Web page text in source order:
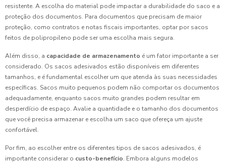
resistente. A escolha do material pode impactar a durabilidade do saco e a
proteção dos documentos. Para documentos que precisam de maior
proteção, como contratos e notas fiscais importantes, optar por sacos
feitos de polipropileno pode ser uma escolha mais segura.
Além disso, a capacidade de armazenamento é um fator importante a ser
considerado. Os sacos adesivados estão disponíveis em diferentes
tamanhos, e é fundamental escolher um que atenda às suas necessidades
específicas. Sacos muito pequenos podem não comportar os documentos
adequadamente, enquanto sacos muito grandes podem resultar em
desperdício de espaço. Avalie a quantidade e o tamanho dos documentos
que você precisa armazenar e escolha um saco que ofereça um ajuste
confortável.
Por fim, ao escolher entre os diferentes tipos de sacos adesivados, é
importante considerar o custo-benefício. Embora alguns modelos